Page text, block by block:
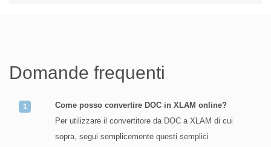
Domande frequenti
Come posso convertire DOC in XLAM online?
Per utilizzare il convertitore da DOC a XLAM di cui
sopra, segui semplicemente questi semplici